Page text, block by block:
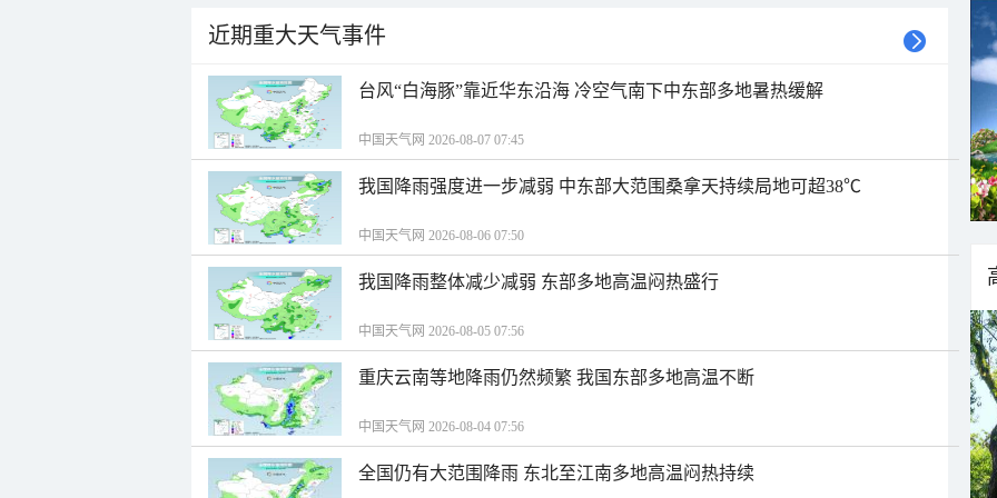
近期重大天气事件
台风“白海豚”靠近华东沿海 冷空气南下中东部多地暑热缓解
中国天气网 2026-08-07 07:45
我国降雨强度进一步减弱 中东部大范围桑拿天持续局地可超38℃
中国天气网 2026-08-06 07:50
我国降雨整体减少减弱 东部多地高温闷热盛行
中国天气网 2026-08-05 07:56
重庆云南等地降雨仍然频繁 我国东部多地高温不断
中国天气网 2026-08-04 07:56
全国仍有大范围降雨 东北至江南多地高温闷热持续